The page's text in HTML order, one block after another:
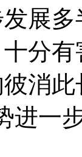
展
分
消
进一